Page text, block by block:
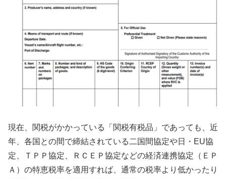
現在、関税がかかっている「関税有税品」であっても、近
年、各国との間で締結されている二国間協定や日・EU協
定、ＴＰＰ協定、ＲＣＥＰ協定などの経済連携協定（ＥＰ
Ａ）の特恵税率を適用すれば、通常の税率より低かったり